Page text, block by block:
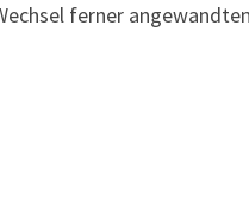
ferner